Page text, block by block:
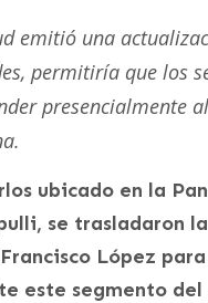
emitió una
permitiría que los
presencialmente
ubicado en la
se trasladaron
López
este segmento